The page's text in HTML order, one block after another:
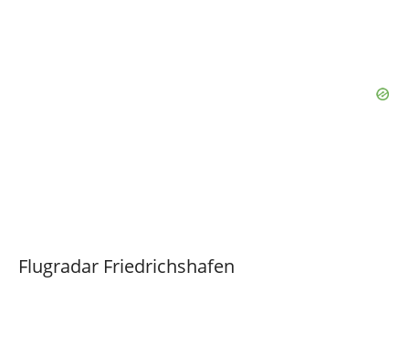
Flugradar Friedrichshafen